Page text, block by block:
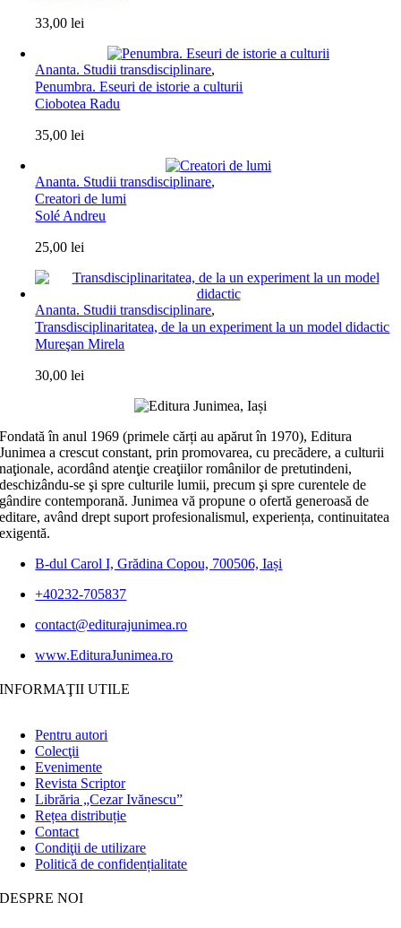
33,00lei
Ananta. Studii transdisciplinare,
Penumbra. Eseuri de istorie a culturii
Ciobotea Radu
35,00lei
Ananta. Studii transdisciplinare,
Creatori de lumi
Solé Andreu
25,00lei
Ananta. Studii transdisciplinare,
Transdisciplinaritatea, de la un experiment la un model didactic
Mureşan Mirela
30,00lei
Fondată în anul 1969 (primele cărți au apărut în 1970), Editura
Junimea a crescut constant, prin promovarea, cu precădere, a culturii
naţionale, acordând atenţie creaţiilor românilor de pretutindeni,
deschizându-se şi spre culturile lumii, precum şi spre curentele de
gândire contemporană. Junimea vă propune o ofertă generoasă de
editare, având drept suport profesionalismul, experiența, continuitatea
exigentă.
B-dul Carol I, Grădina Copou, 700506, Iași
+40232-705837
contact@editurajunimea.ro
www.EdituraJunimea.ro
INFORMAŢII UTILE
Pentru autori
Colecţii
Evenimente
Revista Scriptor
Librăria „Cezar Ivănescu”
Rețea distribuție
Contact
Condiţii de utilizare
Politică de confidențialitate
DESPRE NOI